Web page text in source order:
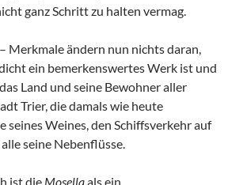
ganz Schritt zu halten vermag.
Merkmale ändern nun nichts daran,
ein bemerkenswertes Werk ist und
Land und seine Bewohner aller
Trier, die damals wie heute
seines Weines, den Schiffsverkehr auf
seine Nebenflüsse.
ist die Mosellaals ein